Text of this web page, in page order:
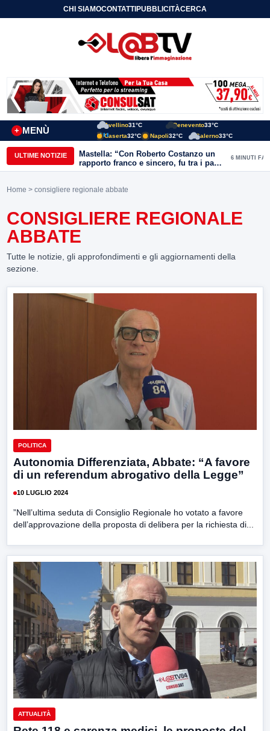
CHI SIAMOCONTATTIPUBBLICITÀCERCA
MENÙ
+
Avellino31°C Benevento33°C
Caserta32°C Napoli32°C Salerno33°C
ULTIME NOTIZIE
Mastella: “Con Roberto Costanzo un
rapporto franco e sincero, fu tra i padri
della necessità di riscossa delle aree
6 MINUTI FA
Home > consigliere regionale abbate
CONSIGLIERE REGIONALE
ABBATE
Tutte le notizie, gli approfondimenti e gli aggiornamenti della
sezione.
POLITICA
Autonomia Differenziata, Abbate: “A favore
di un referendum abrogativo della Legge”
10 LUGLIO 2024
”Nell’ultima seduta di Consiglio Regionale ho votato a favore
dell’approvazione della proposta di delibera per la richiesta di...
ATTUALITÀ